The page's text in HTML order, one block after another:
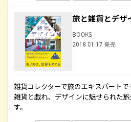
旅と雑貨とデザ
BOOKS
2018.01.17 発売
雑貨コレクターで旅のエキスパートで
雑貨と戯れ、デザインに魅せられた
す。